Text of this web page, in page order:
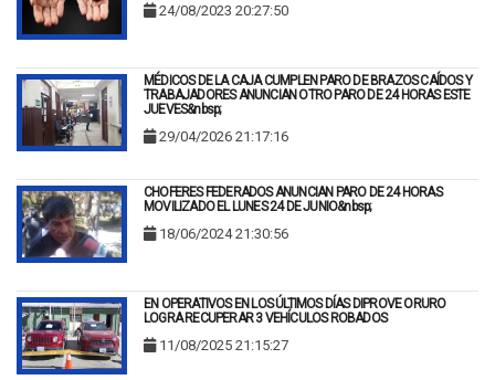
24/08/2023 20:27:50
MÉDICOS DE LA CAJA CUMPLEN PARO DE BRAZOS CAÍDOS Y
TRABAJADORES ANUNCIAN OTRO PARO DE 24 HORAS ESTE
JUEVES&nbsp;
29/04/2026 21:17:16
CHOFERES FEDERADOS ANUNCIAN PARO DE 24 HORAS
MOVILIZADO EL LUNES 24 DE JUNIO&nbsp;
18/06/2024 21:30:56
EN OPERATIVOS EN LOS ÚLTIMOS DÍAS DIPROVE ORURO
LOGRA RECUPERAR 3 VEHÍCULOS ROBADOS
11/08/2025 21:15:27